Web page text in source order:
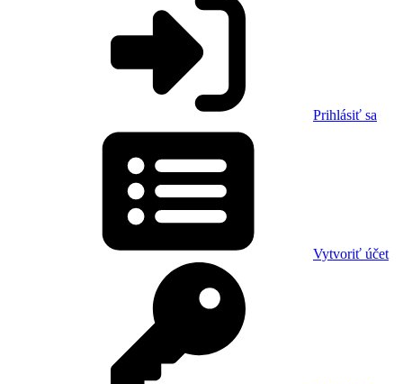
Prihlásiť sa
Vytvoriť účet